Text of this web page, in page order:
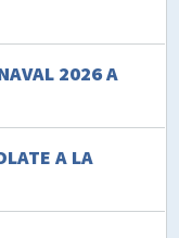
2026 A
A LA